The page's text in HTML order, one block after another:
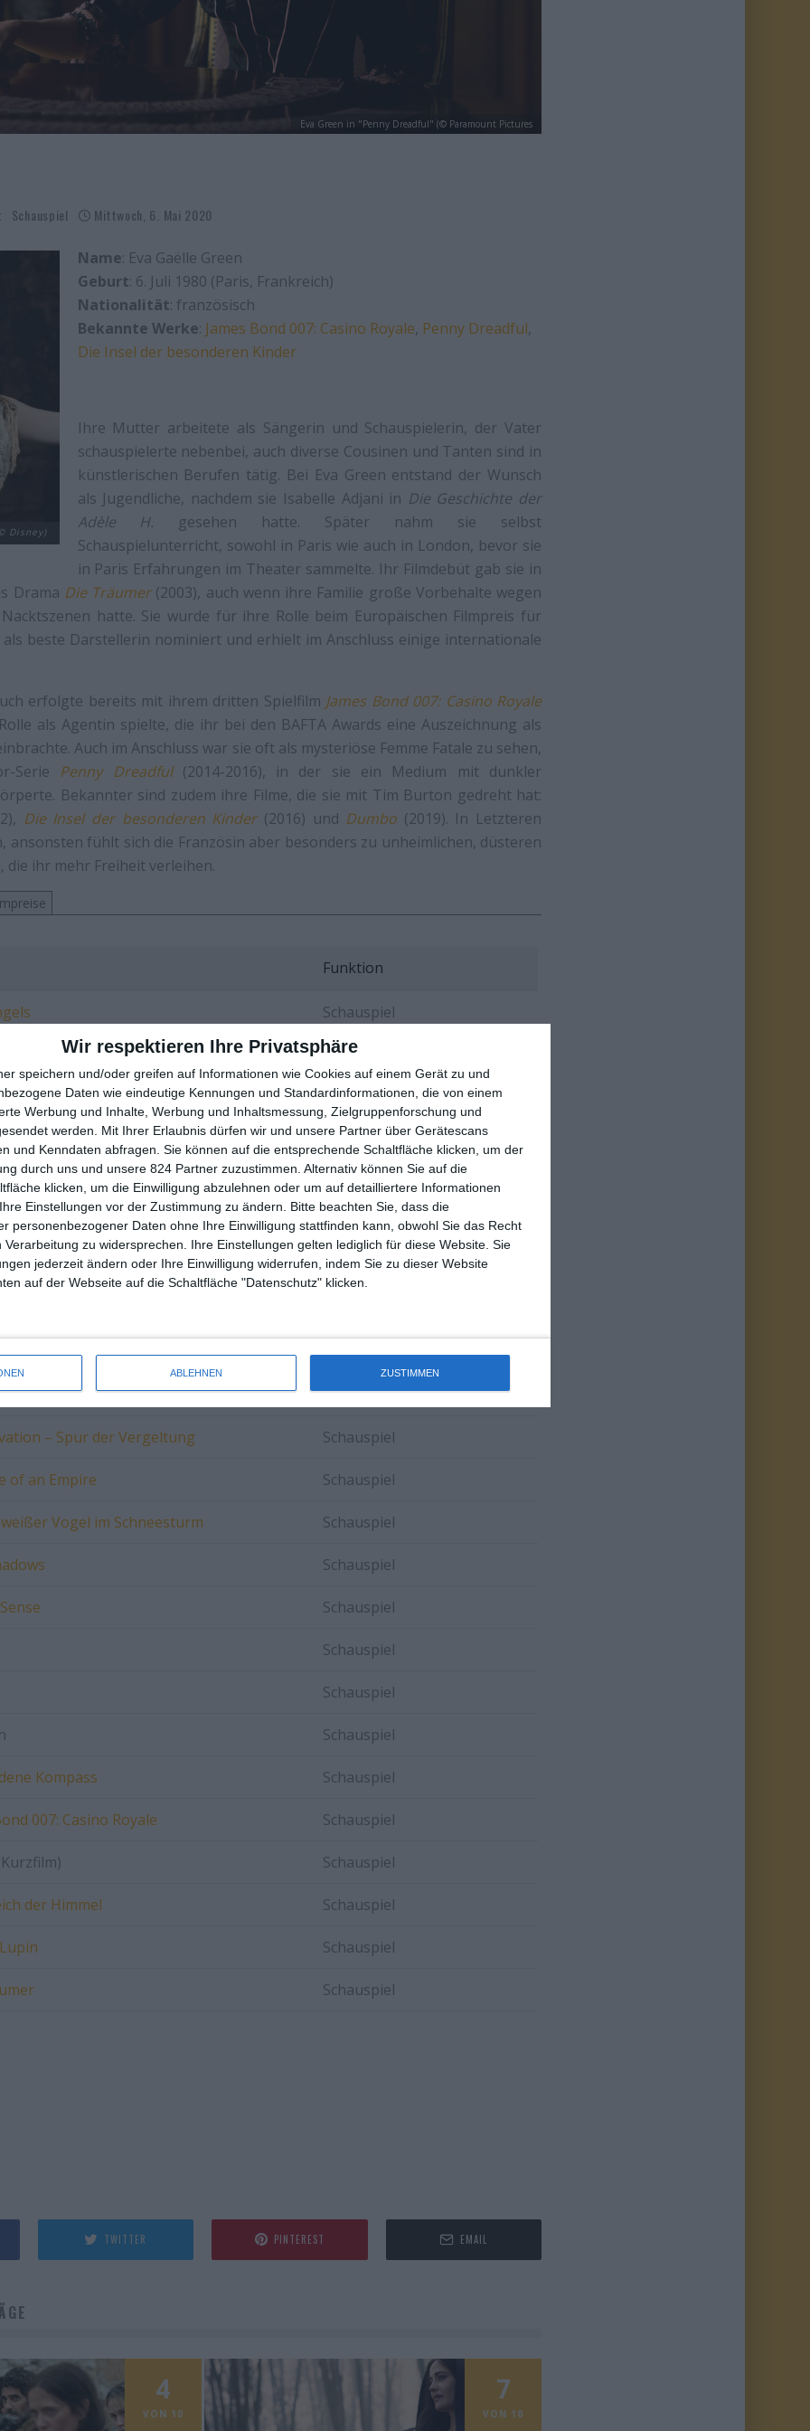
Wir respektieren Ihre Privatsphäre
speichern und/oder greifen auf Informationen wie Cookies auf einem Gerät zu und
Daten wie eindeutige Kennungen und Standardinformationen, die von einem
Werbung und Inhalte, Werbung und Inhaltsmessung, Zielgruppenforschung und
werden.
Mit Ihrer Erlaubnis dürfen wir und unsere Partner über Gerätescans
und Kenndaten abfragen. Sie können auf die entsprechende Schaltfläche klicken, um der
durch uns und unsere 824 Partner zuzustimmen. Alternativ können Sie auf die
klicken, um die Einwilligung abzulehnen oder um auf detailliertere Informationen
Einstellungen vor der Zustimmung zu ändern.
Bitte beachten Sie, dass die
personenbezogener Daten ohne Ihre Einwilligung stattfinden kann, obwohl Sie das Recht
Verarbeitung zu widersprechen. Ihre Einstellungen gelten lediglich für diese Website. Sie
jederzeit ändern oder Ihre Einwilligung widerrufen, indem Sie zu dieser Website
auf der Webseite auf die Schaltfläche "Datenschutz" klicken.
ABLEHNEN ZUSTIMMEN
Eva Green in "Penny Dreadful" (© Paramount Pictures
Schauspiel Mittwoch, 6. Mai 2020
Disney)
Name: Eva Gaëlle Green
Geburt: 6. Juli 1980 (Paris, Frankreich)
Nationalität: französisch
Bekannte Werke: James Bond 007: Casino Royale, Penny Dreadful,
Die Insel der besonderen Kinder
Ihre Mutter arbeitete als Sängerin und Schauspielerin, der Vater
schauspielerte nebenbei, auch diverse Cousinen und Tanten sind in
künstlerischen Berufen tätig. Bei Eva Green entstand der Wunsch
als Jugendliche, nachdem sie Isabelle Adjani in Die Geschichte der
Adèle H. gesehen hatte. Später nahm sie selbst
Schauspielunterricht, sowohl in Paris wie auch in London, bevor sie
in Paris Erfahrungen im Theater sammelte. Ihr Filmdebüt gab sie in
Drama Die Träumer(2003), auch wenn ihre Familie große Vorbehalte wegen
hatte. Sie wurde für ihre Rolle beim Europäischen Filmpreis für
beste Darstellerin nominiert und erhielt im Anschluss einige internationale
erfolgte bereits mit ihrem dritten Spielfilm James Bond 007: Casino Royale
als Agentin spielte, die ihr bei den BAFTA Awards eine Auszeichnung als
Auch im Anschluss war sie oft als mysteriöse Femme Fatale zu sehen,
Serie Penny Dreadful(2014-2016), in der sie ein Medium mit dunkler
Bekannter sind zudem ihre Filme, die sie mit Tim Burton gedreht hat:
Die Insel der besonderen Kinder (2016) und Dumbo (2019). In Letzteren
ansonsten fühlt sich die Französin aber besonders zu unheimlichen, düsteren
die ihr mehr Freiheit verleihen.
Funktion
Schauspiel
Musketiere: Milady Schauspiel
Musketiere: D’Artagnan Schauspiel
Schauspiel
Die Astronautin Schauspiel
Schauspiel
Schauspiel
der besonderen Kinder Schauspiel
A Dame to Kill For Schauspiel
– Spur der Vergeltung Schauspiel
of an Empire Schauspiel
Vogel im Schneesturm Schauspiel
Schauspiel
Schauspiel
Schauspiel
Schauspiel
Schauspiel
Kompass Schauspiel
007: Casino Royale Schauspiel
Schauspiel
der Himmel Schauspiel
Schauspiel
Schauspiel
TWITTER PINTEREST EMAIL
4
VON 10
7
VON 10